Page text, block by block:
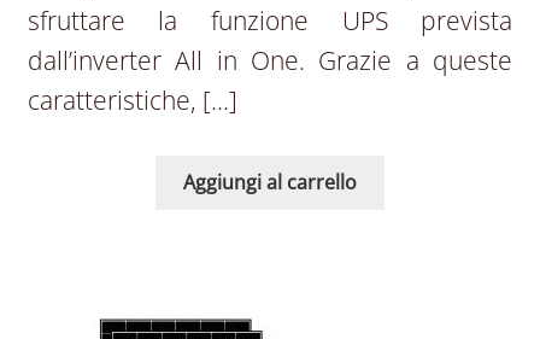
sfruttare la funzione UPS prevista
dall’inverter All in One. Grazie a queste
caratteristiche, […]
Aggiungi al carrello